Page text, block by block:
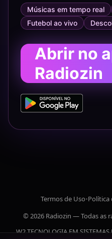
Músicas em tempo real
Futebol ao vivo
Abrir no
Radiozin
Termos de Uso•Política
© 2026 Radiozin — Todas as
W2 TECNOLOGIA EM